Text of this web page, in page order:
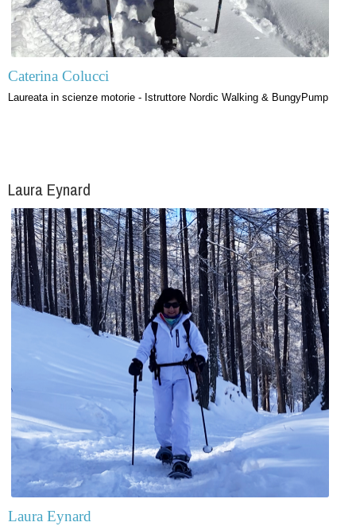
Caterina Colucci
Laureata in scienze motorie - Istruttore Nordic Walking & BungyPump
Laura Eynard
Laura Eynard